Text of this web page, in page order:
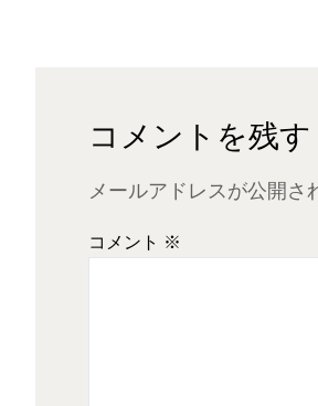
コメントを残す
メールアドレスが公開さ
コメント ※